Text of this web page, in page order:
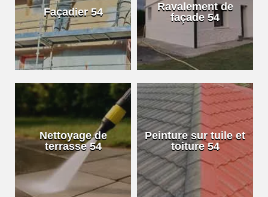
Façadier 54
Ravalement de
façade 54
Nettoyage de
terrasse 54
Peinture sur tuile et
toiture 54